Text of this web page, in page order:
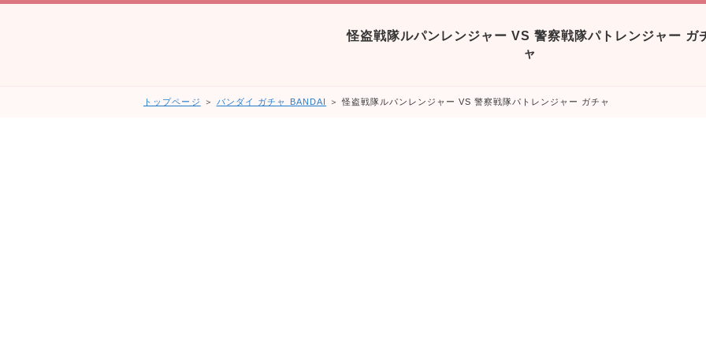
怪盗戦隊ルパンレンジャー VS 警察戦隊パトレンジャー ガ
ャ
トップページ ＞ バンダイ ガチャ BANDAI ＞ 怪盗戦隊ルパンレンジャー VS 警察戦隊パトレンジャー ガチャ